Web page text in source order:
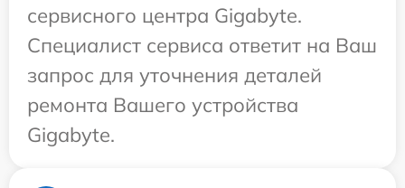
сервисного центра Gigabyte.
Специалист сервиса ответит на Ваш
запрос для уточнения деталей
ремонта Вашего устройства
Gigabyte.